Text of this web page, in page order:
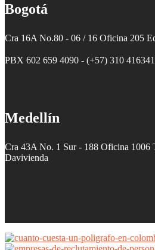
Bogotá
Cra 16A No.80 - 06 / 16 Oficina 205
PBX 602 659 4090 - (+57) 310
Medellín
Cra 43A No. 1 Sur - 188 Oficina 1006
Davivienda